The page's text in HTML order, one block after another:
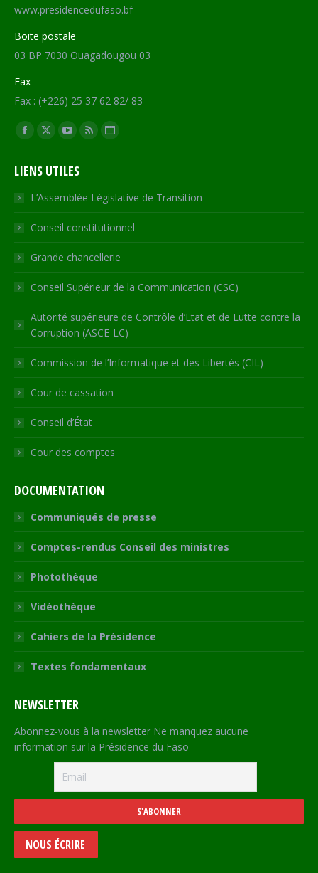
www.presidencedufaso.bf
Boite postale
03 BP 7030 Ouagadougou 03
Fax
Fax : (+226) 25 37 62 82/ 83
Trouvez nous sur :
Facebook
opens
in
new
window
X
opens
in
new
window
YouTube
opens
in
new
window
RSS
in
new
window
Site
opens
in
new
LIENS UTILES
L’Assemblée Législative de Transition
Conseil constitutionnel
Grande chancellerie
Conseil Supérieur de la Communication (CSC)
Autorité supérieure de Contrôle d’Etat et de Lutte contre la
Corruption (ASCE-LC)
Commission de l’Informatique et des Libertés (CIL)
Cour de cassation
Conseil d’État
Cour des comptes
DOCUMENTATION
Communiqués de presse
Comptes-rendus Conseil des ministres
Photothèque
Vidéothèque
Cahiers de la Présidence
Textes fondamentaux
NEWSLETTER
Abonnez-vous à la newsletter Ne manquez aucune
information sur la Présidence du Faso
NOUS ÉCRIRE